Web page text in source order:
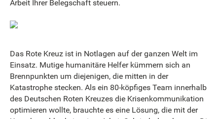
Arbeit Ihrer Belegschaft steuern.
Das Rote Kreuz ist in Notlagen auf der ganzen Welt im
Einsatz. Mutige humanitäre Helfer kümmern sich an
Brennpunkten um diejenigen, die mitten in der
Katastrophe stecken. Als ein 80-köpfiges Team innerhalb
des Deutschen Roten Kreuzes die Krisenkommunikation
optimieren wollte, brauchte es eine Lösung, die mit der